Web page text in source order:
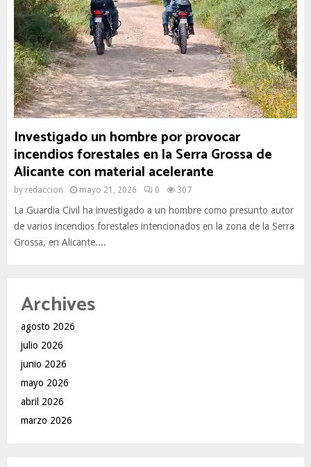
Investigado un hombre por provocar
incendios forestales en la Serra Grossa de
Alicante con material acelerante
by redaccion mayo 21, 2026 0 307
La Guardia Civil ha investigado a un hombre como presunto autor
de varios incendios forestales intencionados en la zona de la Serra
Grossa, en Alicante....
Archives
agosto 2026
julio 2026
junio 2026
mayo 2026
abril 2026
marzo 2026